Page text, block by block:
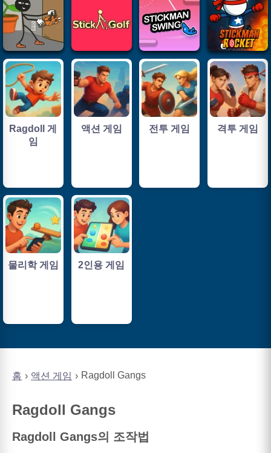
홈 액션 게임 Ragdoll Gangs
Ragdoll Gangs
Ragdoll Gangs의 조작법
Ragdoll 게
임
액션 게임 전투 게임 격투 게임
물리학 게임 2인용 게임